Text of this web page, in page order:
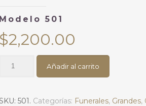
Modelo 501
$2,200.00
con
Añadir al carrito
501. Categorías: Funerales, Grandes,